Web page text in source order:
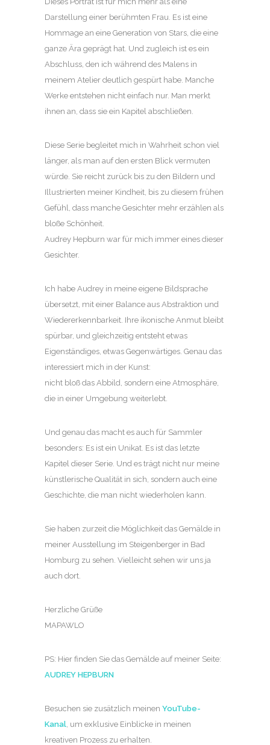
Darstellung einer berühmten Frau. Es ist eine
Hommage an eine Generation von Stars, die eine
ganze Ära geprägt hat. Und zugleich ist es ein
Abschluss, den ich während des Malens in
meinem Atelier deutlich gespürt habe. Manche
Werke entstehen nicht einfach nur. Man merkt
ihnen an, dass sie ein Kapitel abschließen.
Diese Serie begleitet mich in Wahrheit schon viel
länger, als man auf den ersten Blick vermuten
würde. Sie reicht zurück bis zu den Bildern und
Illustrierten meiner Kindheit, bis zu diesem frühen
Gefühl, dass manche Gesichter mehr erzählen als
bloße Schönheit.
Audrey Hepburn war für mich immer eines dieser
Gesichter.
Ich habe Audrey in meine eigene Bildsprache
übersetzt, mit einer Balance aus Abstraktion und
Wiedererkennbarkeit. Ihre ikonische Anmut bleibt
spürbar, und gleichzeitig entsteht etwas
Eigenständiges, etwas Gegenwärtiges. Genau das
interessiert mich in der Kunst:
nicht bloß das Abbild, sondern eine Atmosphäre,
die in einer Umgebung weiterlebt.
Und genau das macht es auch für Sammler
besonders: Es ist ein Unikat. Es ist das letzte
Kapitel dieser Serie. Und es trägt nicht nur meine
künstlerische Qualität in sich, sondern auch eine
Geschichte, die man nicht wiederholen kann.
Sie haben zurzeit die Möglichkeit das Gemälde in
meiner Ausstellung im Steigenberger in Bad
Homburg zu sehen. Vielleicht sehen wir uns ja
auch dort.
Herzliche Grüße
MAPAWLO
PS: Hier finden Sie das Gemälde auf meiner Seite:
AUDREY HEPBURN
Besuchen sie zusätzlich meinen YouTube-
Kanal, um exklusive Einblicke in meinen
kreativen Prozess zu erhalten.